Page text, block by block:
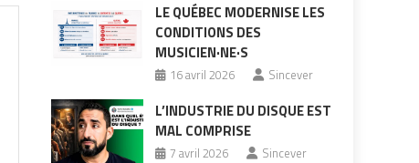
LE QUÉBEC MODERNISE LES
CONDITIONS DES
MUSICIEN·NE·S
16 avril 2026 Sincever
L’INDUSTRIE DU DISQUE EST
MAL COMPRISE
7 avril 2026 Sincever